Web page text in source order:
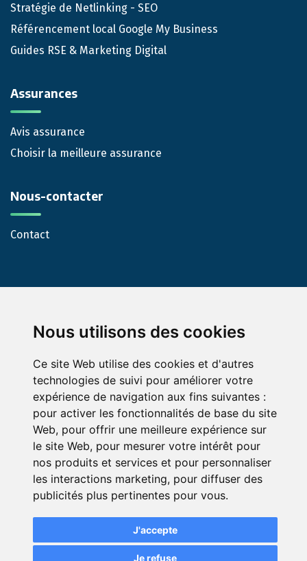
Nous utilisons des cookies
Ce site Web utilise des cookies et d'autres
technologies de suivi pour améliorer votre
expérience de navigation aux fins suivantes :
pour activer les fonctionnalités de base du site
Web, pour offrir une meilleure expérience sur
le site Web, pour mesurer votre intérêt pour
nos produits et services et pour personnaliser
les interactions marketing, pour diffuser des
publicités plus pertinentes pour vous.
J'accepte
Je refuse
Stratégie de Netlinking - SEO
Référencement local Google My Business
Guides RSE & Marketing Digital
Assurances
Avis assurance
Choisir la meilleure assurance
Nous-contacter
Contact
© Green-Opinion — Toute reproduction est interdite
Mentions légales
Conditions générales de services
Conditions générales d'utilisation pour les professionnels
abonnés au service Green Opinion
Conditions générales d'utilisation de la page avis assurance
Politique de protection de la vie privée
Modifier mes préférences de cookies